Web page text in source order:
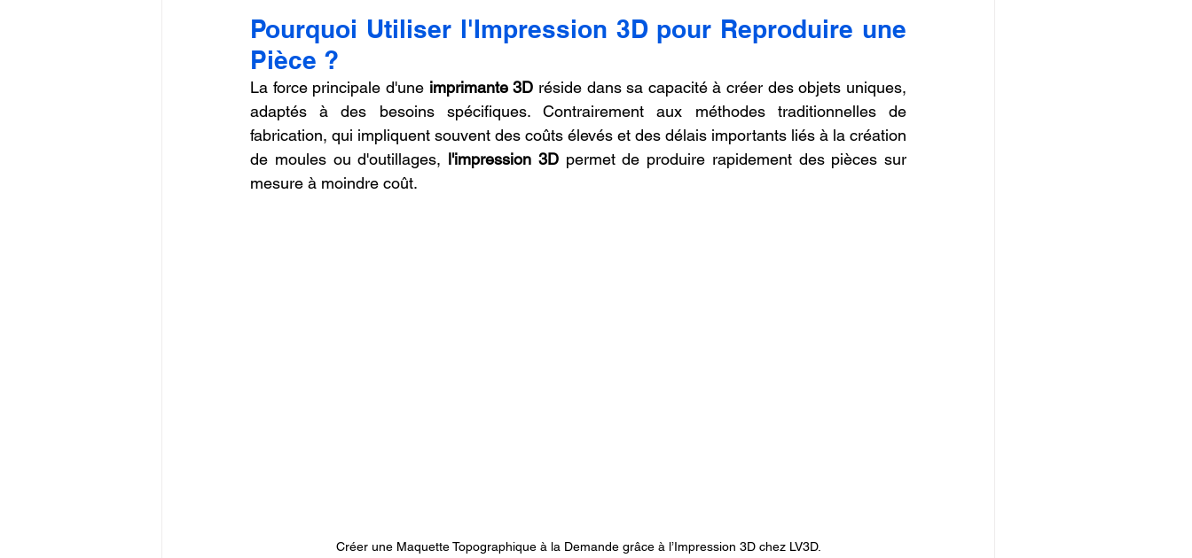
Pourquoi Utiliser l'Impression 3D pour Reproduire une
Pièce ?
La force principale d'une imprimante 3D réside dans sa capacité à créer des objets uniques,
adaptés à des besoins spécifiques. Contrairement aux méthodes traditionnelles de
fabrication, qui impliquent souvent des coûts élevés et des délais importants liés à la création
de moules ou d'outillages, l'impression 3D permet de produire rapidement des pièces sur
mesure à moindre coût.
Créer une Maquette Topographique à la Demande grâce à l’Impression 3D chez LV3D.